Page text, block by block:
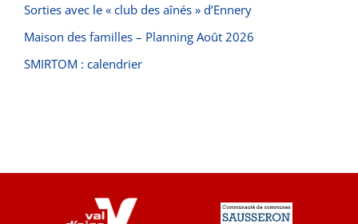
Sorties avec le « club des aînés » d’Ennery
Maison des familles – Planning Août 2026
SMIRTOM : calendrier